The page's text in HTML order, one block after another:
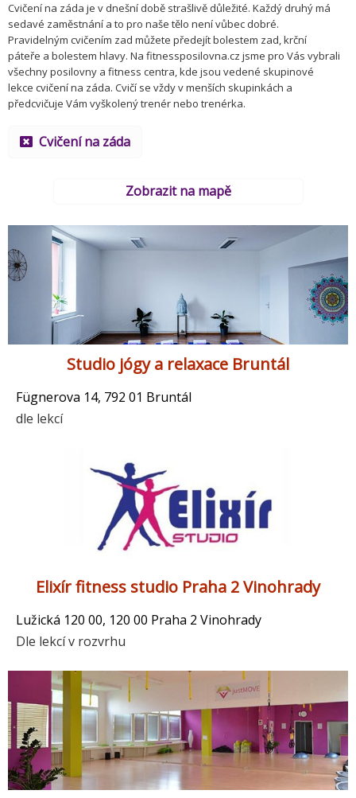
Cvičení na záda je v dnešní době strašlivě důležité. Každý druhý má
sedavé zaměstnání a to pro naše tělo není vůbec dobré.
Pravidelným cvičením zad můžete předejít bolestem zad, krční
páteře a bolestem hlavy. Na fitnessposilovna.cz jsme pro Vás vybrali
všechny posilovny a fitness centra, kde jsou vedené skupinové
lekce cvičení na záda. Cvičí se vždy v menších skupinkách a
předcvičuje Vám vyškolený trenér nebo trenérka.
Cvičení na záda
Zobrazit na mapě
Studio jógy a relaxace Bruntál
Fügnerova 14, 792 01 Bruntál
dle lekcí
Elixír fitness studio Praha 2 Vinohrady
Lužická 120 00, 120 00 Praha 2 Vinohrady
Dle lekcí v rozvrhu